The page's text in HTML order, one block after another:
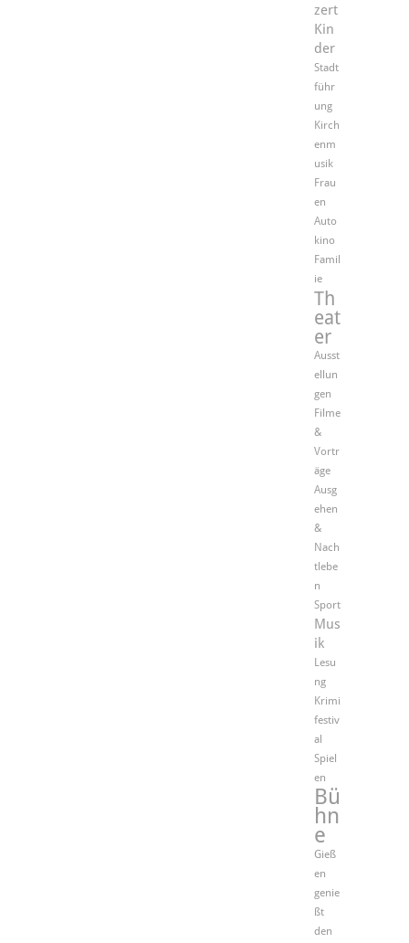
zert
Kin
der
Stadt
führ
ung
Kirch
enm
usik
Frau
en
Auto
kino
Famil
ie
Th
eat
er
Ausst
ellun
gen
Filme
&
Vortr
äge
Ausg
ehen
&
Nach
tlebe
n
Sport
Mus
ik
Lesu
ng
Krimi
festiv
al
Spiel
en
Bü
hn
e
Gieß
en
genie
ßt
den